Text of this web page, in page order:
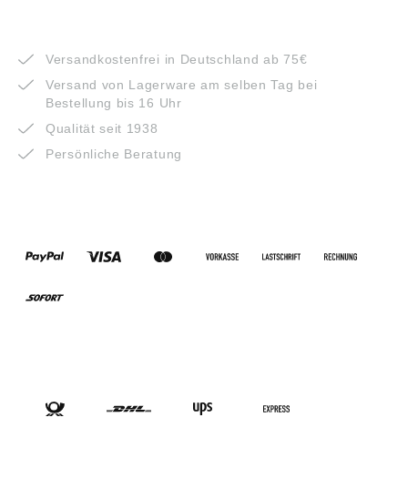
Versandkostenfrei in Deutschland ab 75€
Versand von Lagerware am selben Tag bei
Bestellung bis 16 Uhr
Qualität seit 1938
Persönliche Beratung